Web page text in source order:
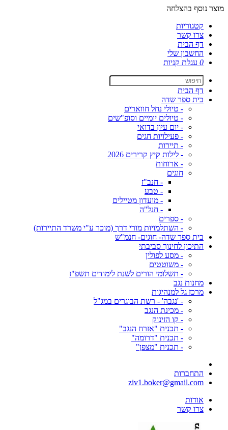
מוצר נוסף בהצלחה
קטגוריות
צרו קשר
דף הבית
החשבון שלי
0 עגלת קניות
דף הבית
בית ספר שדה
- טיולי נחל חווארים
- טיולים יומיים וסופ"שים
- יום עיון בדואי
- פעילויות חגים
- תיירות
- לילות קיץ קרירים 2026
- ארוחות
חוגים
- חנב"ז
- טבע
- מועדון מטיילים
- חנל"ה
- ספרים
- השתלמויות מורי דרך (מוכר ע"י משרד התיירות)
בית ספר שדה- חוגים- חנמ"ש
התיכון לחינוך סביבתי
- מסע לפולין
- משוטטים
- תשלומי הורים לשנת לימודים תשפ"ז
מחנות נגב
מרכז גל למנהיגות
- 'נגבה' - רשת הבוגרים במג"ל
- מכינת הנגב
- קו הזינוק
- תכנית "אזרח הנגב"
- תכנית "דרומה"
- תכנית "מצפן"
התחברות
ziv1.boker@gmail.com
אודות
צרו קשר